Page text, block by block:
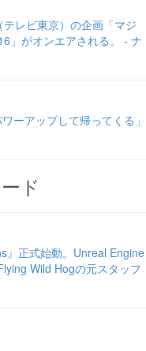
レビ東京）の企画「マジ
」がオンエアされる。 - ナ
ーアップして帰ってくる」
ド
』正式始動。Unreal Engine
Wild Hogの元スタッフ